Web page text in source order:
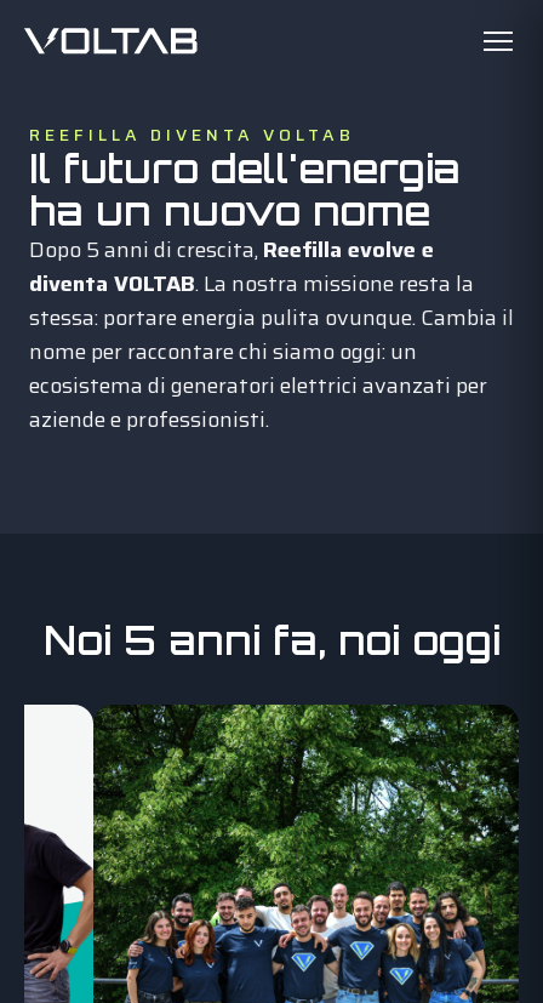
REEFILLA DIVENTA VOLTAB
Il futuro dell'energia
ha un nuovo nome
Dopo 5 anni di crescita,Reefilla evolve e
diventa VOLTAB. La nostra missione resta la
stessa: portare energia pulita ovunque. Cambia il
nome per raccontare chi siamo oggi: un
ecosistema di generatori elettrici avanzati per
aziende e professionisti.
Noi 5 anni fa, noi oggi